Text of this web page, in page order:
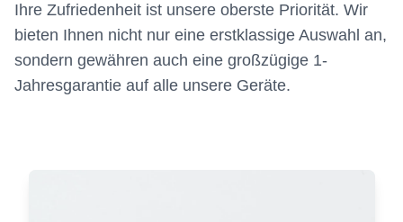
Ihre Zufriedenheit ist unsere oberste Priorität. Wir
bieten Ihnen nicht nur eine erstklassige Auswahl an,
sondern gewähren auch eine großzügige 1-
Jahresgarantie auf alle unsere Geräte.